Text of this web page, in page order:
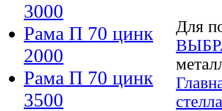
3000
Рама П 70 цинк
2000
Рама П 70 цинк
3500
Для